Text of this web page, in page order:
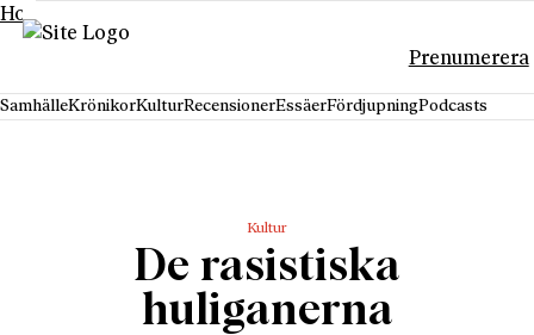
Hoppa till innehåll
Prenumerera
SamhälleKrönikorKulturRecensionerEssäerFördjupningPodcasts
Kultur
De rasistiska
huliganerna